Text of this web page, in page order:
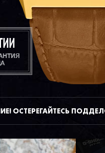
ОСТЕРЕГАЙТЕСЬ